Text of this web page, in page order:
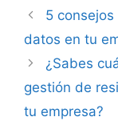
5
datos en tu
¿Sabes
gestión de
tu empresa?